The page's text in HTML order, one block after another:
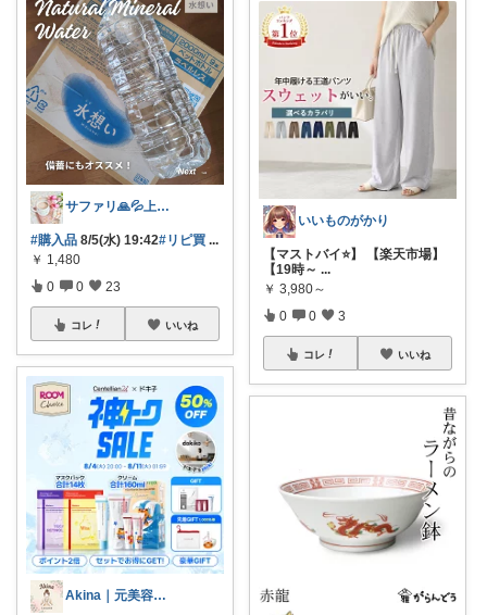
サファリ‎🙏💦上限中
#購入品 8/5(水) 19:42#リピ買 ...
￥ 1,480
0 0 23
コレ いいね
Akina｜元美容部員ママの美容と暮らし
いいものがかり
【マストバイ⭐️】 【楽天市場】
【19時～ ...
￥ 3,980～
0 0 3
コレ いいね